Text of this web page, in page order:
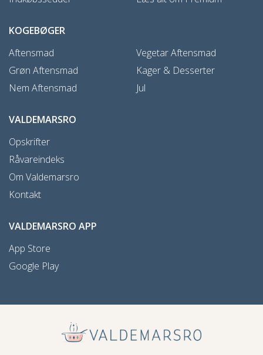
KOGEBØGER
Aftensmad
Grøn Aftensmad
Nem Aftensmad
Vegetar Aftensmad
Kager & Desserter
Jul
VALDEMARSRO
Opskrifter
Råvareindeks
Om Valdemarsro
Kontakt
VALDEMARSRO APP
App Store
Google Play